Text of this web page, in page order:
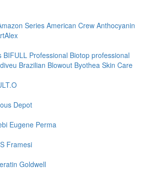
Series American Crew Anthocyanin
BIFULL Professional Biotop professional
Brazilian Blowout Byothea Skin Care
Depot
Eugene Perma
Framesi
Goldwell